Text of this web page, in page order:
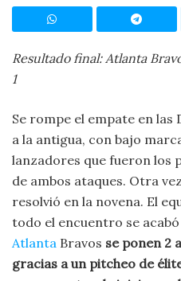
Resultado final: Atlanta
1
Se rompe el empate en las
a la antigua, con bajo
lanzadores que fueron los
de ambos ataques. Otra
resolvió en la novena. El
todo el encuentro se
Atlanta Bravos se ponen 2
gracias a un pitcheo de